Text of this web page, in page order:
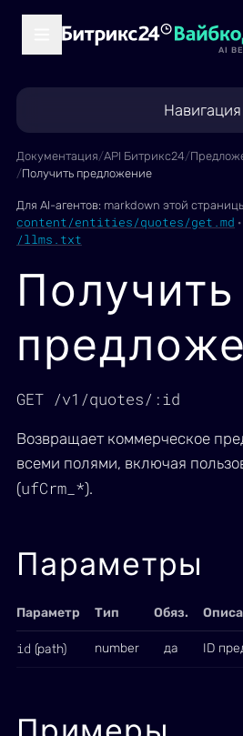
AI
Навигация
Документация/API Битрикс24/
/Получить предложение
Для AI-агентов: markdown этой
content/entities/quotes/get.md ·
/llms.txt
Получить
GET /v1/quotes/:id
Возвращает коммерческое
всеми полями, включая
(ufCrm_*).
Параметры
Параметр Тип Обяз.
id (path) number да ID